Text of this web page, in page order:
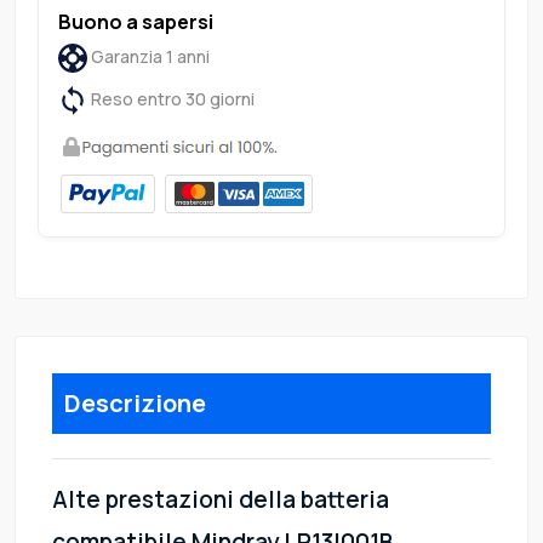
Buono a sapersi
Garanzia 1 anni
Reso entro 30 giorni
Descrizione
Alte prestazioni della batteria